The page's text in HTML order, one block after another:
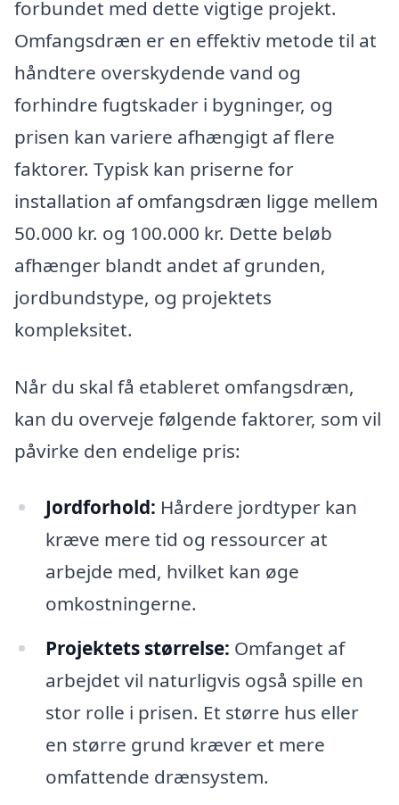
forbundet med dette vigtige projekt.
Omfangsdræn er en effektiv metode til at
håndtere overskydende vand og
forhindre fugtskader i bygninger, og
prisen kan variere afhængigt af flere
faktorer. Typisk kan priserne for
installation af omfangsdræn ligge mellem
50.000 kr. og 100.000 kr. Dette beløb
afhænger blandt andet af grunden,
jordbundstype, og projektets
kompleksitet.
Når du skal få etableret omfangsdræn,
kan du overveje følgende faktorer, som vil
påvirke den endelige pris:
Jordforhold: Hårdere jordtyper kan
kræve mere tid og ressourcer at
arbejde med, hvilket kan øge
omkostningerne.
Projektets størrelse: Omfanget af
arbejdet vil naturligvis også spille en
stor rolle i prisen. Et større hus eller
en større grund kræver et mere
omfattende drænsystem.